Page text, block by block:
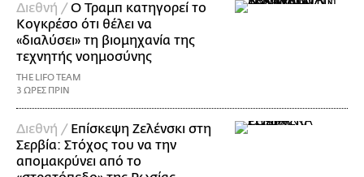
Διεθνή / Ο Τραμπ κατηγορεί το
Κογκρέσο ότι θέλει να
«διαλύσει» τη βιομηχανία της
τεχνητής νοημοσύνης
THE LIFO TEAM
3 ΩΡΕΣ ΠΡΙΝ
Διεθνή / Επίσκεψη Ζελένσκι στη
Σερβία: Στόχος του να την
απομακρύνει από το